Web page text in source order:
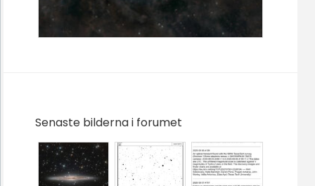
Senaste bilderna i forumet